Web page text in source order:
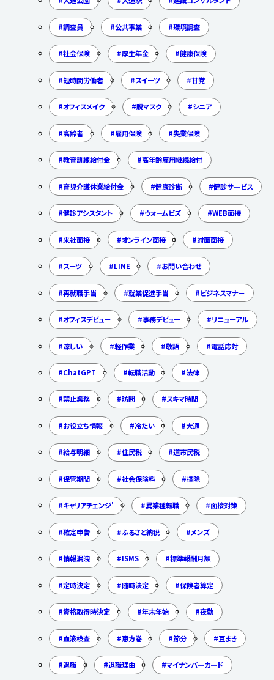
調査員 公共事業 環境調査
社会保険 厚生年金 健康保険
短時間労働者 スイーツ 甘党
オフィスメイク 脱マスク シニア
高齢者 雇用保険 失業保険
教育訓練給付金 高年齢雇用継続給付
育児介護休業給付金 健康診断 健診サービス
健診アシスタント ウォームビズ WEB面接
来社面接 オンライン面接 対面面接
スーツ LINE お問い合わせ
再就職手当 就業促進手当 ビジネスマナー
オフィスデビュー 事務デビュー リニューアル
涼しい 軽作業 敬語 電話応対
ChatGPT 転職活動 法律
禁止業務 訪問 スキマ時間
お役立ち情報 冷たい 大通
給与明細 住民税 道市民税
保管期間 社会保険料 控除
キャリアチェンジ' 異業種転職 面接対策
確定申告 ふるさと納税 メンズ
情報漏洩 ISMS 標準報酬月額
定時決定 随時決定 保険者算定
資格取得時決定 年末年始 夜勤
血液検査 恵方巻 節分 豆まき
退職 退職理由 マイナンバーカード